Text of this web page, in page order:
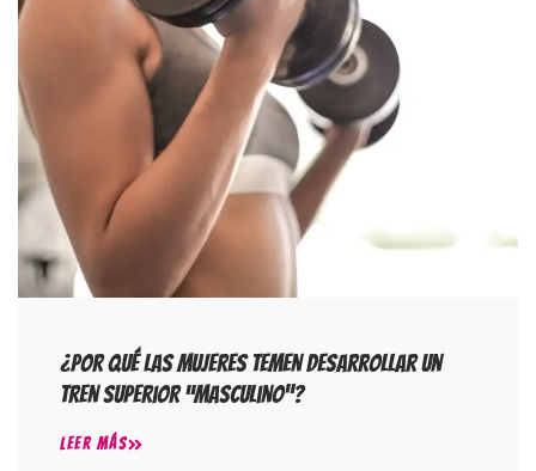
¿Por Qué Las Mujeres Temen Desarrollar Un
Tren Superior “masculino”?
LEER MÁS